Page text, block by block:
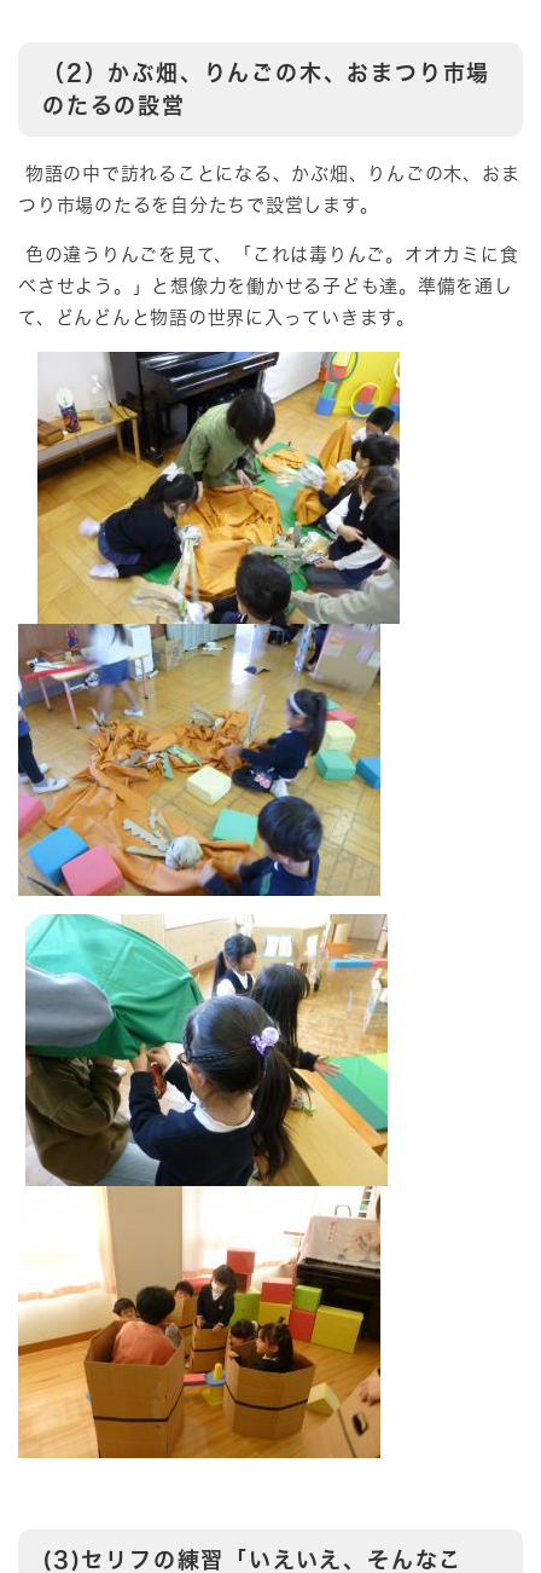
（2）かぶ畑、りんごの木、おまつり市場
のたるの設営
物語の中で訪れることになる、かぶ畑、りんごの木、おま
つり市場のたるを自分たちで設営します。
色の違うりんごを見て、「これは毒りんご。オオカミに食
べさせよう。」と想像力を働かせる子ども達。準備を通し
て、どんどんと物語の世界に入っていきます。
(3)セリフの練習「いえいえ、そんなこ